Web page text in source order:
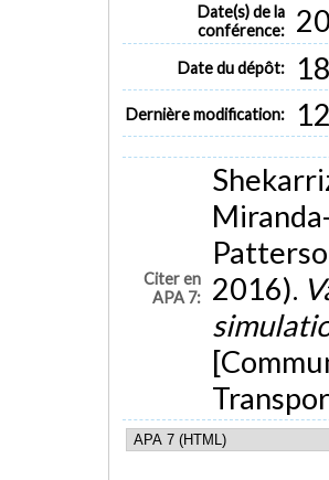
Date(s) de la
conférence:
Date du dépôt:
Dernière modification:
Citer en
APA 7:
2016).